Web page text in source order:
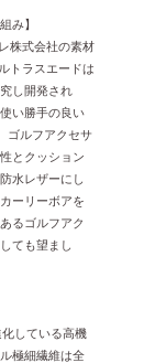
み】
株式会社の素材
トラスエードは
し開発され
い勝手の良い
ゴルフアクセサ
とクッション
水レザーにし
ーリーボアを
るゴルフアク
ても望まし
している高機
極細繊維は全